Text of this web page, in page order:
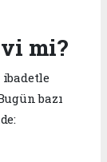
mi?
bazı